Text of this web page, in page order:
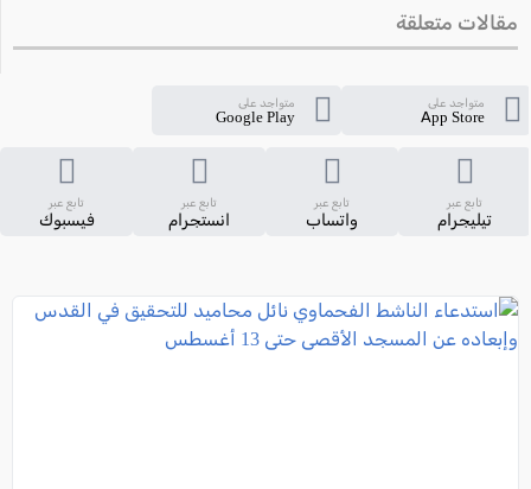
مقالات متعلقة
متواجد على
App Store
متواجد على
Google Play
تابع عبر
تيليجرام
تابع عبر
واتساب
تابع عبر
انستجرام
تابع عبر
فيسبوك